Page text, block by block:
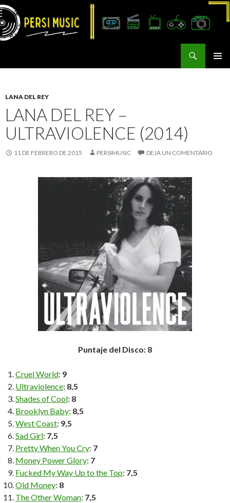
LANA DEL REY
LANA DEL REY –
ULTRAVIOLENCE (2014)
11 DE FEBRERO DE 2015 PERSIMUSIC DEJA UN COMENTARIO
Puntaje del Disco: 8
Cruel World: 9
Ultraviolence: 8,5
Shades of Cool: 8
Brooklyn Baby: 8,5
West Coast: 9,5
Sad Girl: 7,5
Pretty When You Cry: 7
Money Power Glory: 7
Fucked My Way Up to the Top: 7,5
Old Money: 8
The Other Woman: 7,5